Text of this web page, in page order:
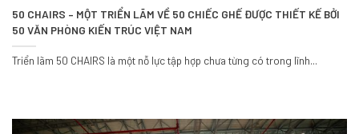
50 CHAIRS – MỘT TRIỂN LÃM VỀ 50 CHIẾC GHẾ ĐƯỢC THIẾT KẾ BỞI
50 VĂN PHÒNG KIẾN TRÚC VIỆT NAM
Triển lãm 50 CHAIRS là một nỗ lực tập hợp chưa từng có trong lĩnh...